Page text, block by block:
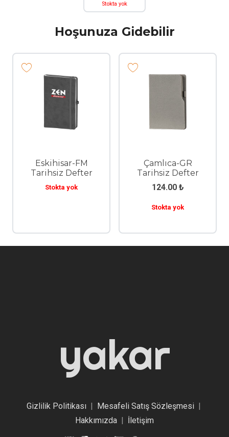
Stokta yok
Hoşunuza Gidebilir
Eskihisar-FM
Tarihsiz Defter
Stokta yok
Çamlıca-GR
Tarihsiz Defter
124.00 ₺
Stokta yok
yakar
Gizlilik Politikası| Mesafeli Satış Sözleşmesi|
Hakkımızda | İletişim